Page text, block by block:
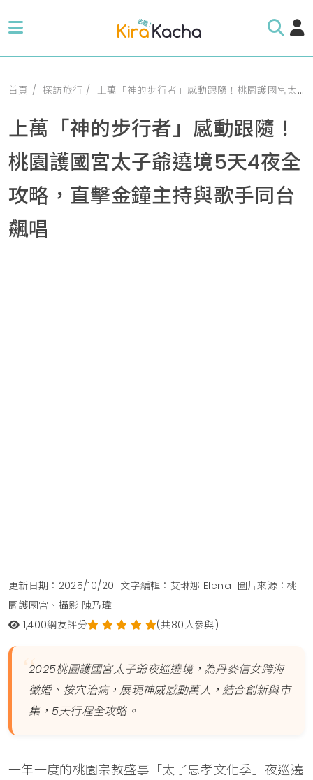
首頁 探訪旅行 上萬「神的步行者」感動跟隨！桃園護國宮太子爺遶境5天4夜全攻略，直擊金鐘主持與歌手同台飆唱
上萬「神的步行者」感動跟隨！
桃園護國宮太子爺遶境5天4夜全
攻略，直擊金鐘主持與歌手同台
飆唱
更新日期：2025/10/20 文字編輯：艾琳娜 Elena 圖片來源：桃
園護國宮、攝影 陳乃瑋
1,400網友評分 (共80人參與)
2025桃園護國宮太子爺夜巡遶境，為丹麥信女跨海
徵婚、按穴治病，展現神威感動萬人，結合創新與市
集，5天行程全攻略。
一年一度的桃園宗教盛事「太子忠孝文化季」夜巡遶